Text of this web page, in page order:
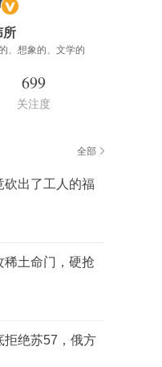
所
、想象的、文学的
699
关注度
全部
砍出了工人的福
稀土命门，硬抢
拒绝苏57，俄方